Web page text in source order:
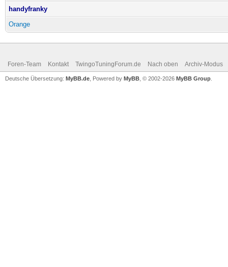
handyfranky
Orange
Foren-Team Kontakt TwingoTuningForum.de Nach oben Archiv-Modus
Deutsche Übersetzung: MyBB.de , Powered by MyBB , © 2002-2026 MyBB Group